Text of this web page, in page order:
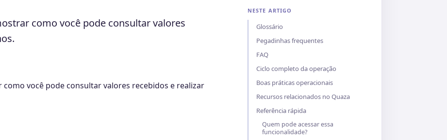
como você pode consultar valores
você pode consultar valores recebidos e realizar
NESTE ARTIGO
Glossário
Pegadinhas frequentes
FAQ
Ciclo completo da operação
Boas práticas operacionais
Recursos relacionados no Quaza
Referência rápida
Quem pode acessar essa
funcionalidade?